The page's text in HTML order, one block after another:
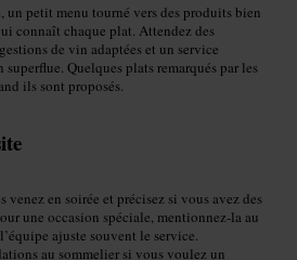
un petit menu tourné vers des produits bien
connaît chaque plat. Attendez des
de vin adaptées et un service
Quelques plats remarqués par les
ils sont proposés.
venez en soirée et précisez si vous avez des
une occasion spéciale, mentionnez-la au
ajuste souvent le service.
au sommelier si vous voulez un